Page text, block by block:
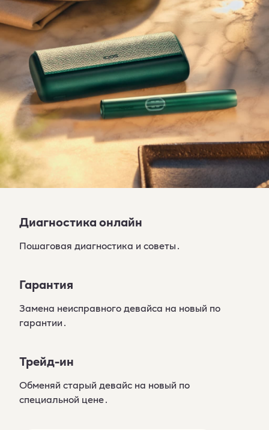
Диагностика онлайн
Пошаговая диагностика и советы․
Гарантия
Замена неисправного девайса на новый по
гарантии․
Трейд-ин
Обменяй старый девайс на новый по
специальной цене․